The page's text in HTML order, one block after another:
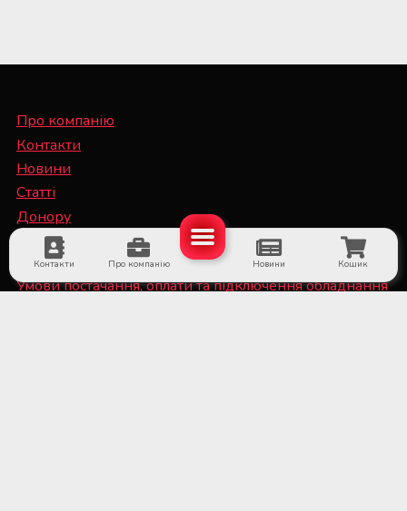
Контакти Про компанію Новини Кошик
Про компанію
Контакти
Новини
Статті
Донору
Спеціалісту
Умови постачання, оплати та підключення обладнання